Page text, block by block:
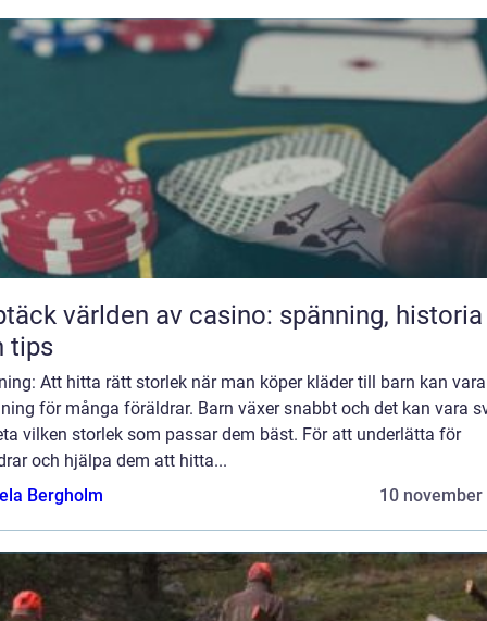
världen av casino: spänning, historia
tips
Att hitta rätt storlek när man köper kläder till barn kan
för många föräldrar. Barn växer snabbt och det kan vara
vilken storlek som passar dem bäst. För att underlätta för
och hjälpa dem att hitta...
Bergholm
10 november